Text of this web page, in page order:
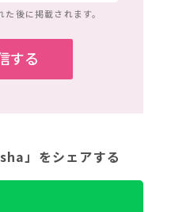
た後に掲載されます。
」 をシェアする